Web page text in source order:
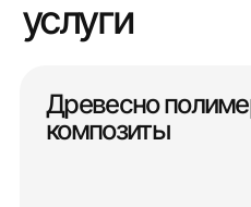
услуги
Древесно
композиты